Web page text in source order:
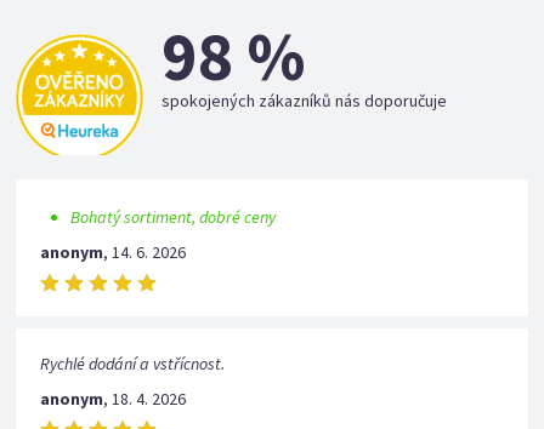
98 %
spokojených zákazníků nás doporučuje
Bohatý sortiment, dobré ceny
anonym,14. 6. 2026
Rychlé dodání a vstřícnost.
anonym,18. 4. 2026